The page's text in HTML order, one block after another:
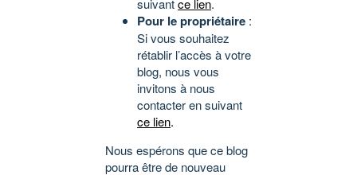
suivantce lien.
Pour le propriétaire :
Si vous souhaitez
rétablir l’accès à votre
blog, nous vous
invitons à nous
contacter en suivant
ce lien.
Nous espérons que ce blog
pourra être de nouveau